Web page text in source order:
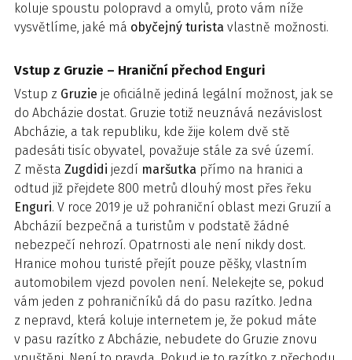
koluje spoustu polopravd a omylů, proto vám níže
vysvětlíme, jaké má obyčejný turista vlastně možnosti.
Vstup z Gruzie – Hraniční přechod Enguri
Vstup z Gruzie je oficiálně jediná legální možnost, jak se
do Abcházie dostat. Gruzie totiž neuznává nezávislost
Abcházie, a tak republiku, kde žije kolem dvě stě
padesáti tisíc obyvatel, považuje stále za své území.
Z města Zugdidi jezdí maršutka přímo na hranici a
odtud již přejdete 800 metrů dlouhý most přes řeku
Enguri. V roce 2019 je už pohraniční oblast mezi Gruzií a
Abcházií bezpečná a turistům v podstatě žádné
nebezpečí nehrozí. Opatrnosti ale není nikdy dost.
Hranice mohou turisté přejít pouze pěšky, vlastním
automobilem vjezd povolen není. Nelekejte se, pokud
vám jeden z pohraničníků dá do pasu razítko. Jedna
z nepravd, která koluje internetem je, že pokud máte
v pasu razítko z Abcházie, nebudete do Gruzie znovu